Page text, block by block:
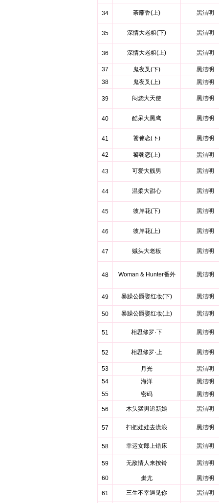
34 荼蘼香(上) 黑洁明
35 深情大老粗(下) 黑洁明
36 深情大老粗(上) 黑洁明
37 鬼夜叉(下)
黑洁明
38
鬼夜叉(上) 黑洁明
39 闷烧大天使 黑洁明
40 酷呆大黑鹰 黑洁明
41 饕餮恋(下) 黑洁明
42 饕餮恋(上) 黑洁明
43 可爱大贱男 黑洁明
44 温柔大甜心 黑洁明
45 彼岸花(下) 黑洁明
46 彼岸花(上) 黑洁明
47 贼头大老板 黑洁明
48 Woman & Hunter番外 黑洁明
49 暴躁公爵娶红妆(下) 黑洁明
50 暴躁公爵娶红妆(上) 黑洁明
51 相思修罗·下 黑洁明
52 相思修罗·上 黑洁明
53 月光
黑洁明
54
海洋
黑洁明
55
密码 黑洁明
56 木头猛男追新娘 黑洁明
57 扫把娃娃去流浪 黑洁明
58 幸运女郎上错床 黑洁明
59 无敌情人来按铃 黑洁明
60 蚩尤 黑洁明
61 三生不幸遇见你 黑洁明